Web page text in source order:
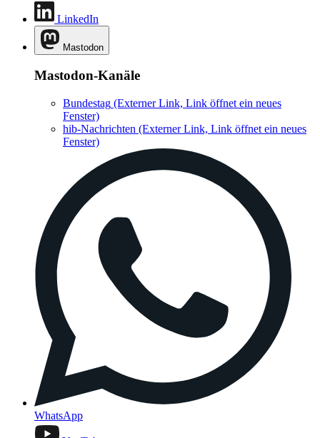
LinkedIn
Mastodon
Mastodon-Kanäle
Bundestag (Externer Link, Link öffnet ein neues
Fenster)
hib-Nachrichten (Externer Link, Link öffnet ein neues
Fenster)
WhatsApp